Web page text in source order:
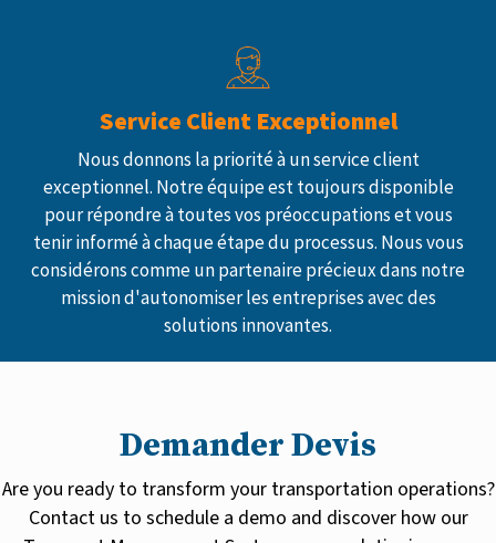
Service Client Exceptionnel
Nous donnons la priorité à un service client
exceptionnel. Notre équipe est toujours disponible
pour répondre à toutes vos préoccupations et vous
tenir informé à chaque étape du processus. Nous vous
considérons comme un partenaire précieux dans notre
mission d'autonomiser les entreprises avec des
solutions innovantes.
Demander Devis
Are you ready to transform your transportation operations?
Contact us to schedule a demo and discover how our